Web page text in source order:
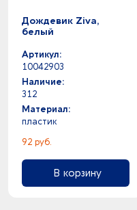
Дождевик Ziva,
белый
Артикул:
10042903
Наличие:
312
Материал:
пластик
92 руб.
В корзину